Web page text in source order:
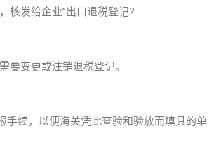
核发给企业”出口退税登记?
要变更或注销退税登记。
续，以便海关凭此查验和验放而填具的单